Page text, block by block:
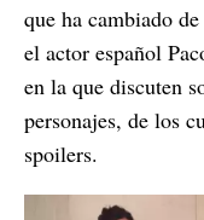
que ha cambiado
el actor español
en la que discuten
personajes, de los
spoilers.